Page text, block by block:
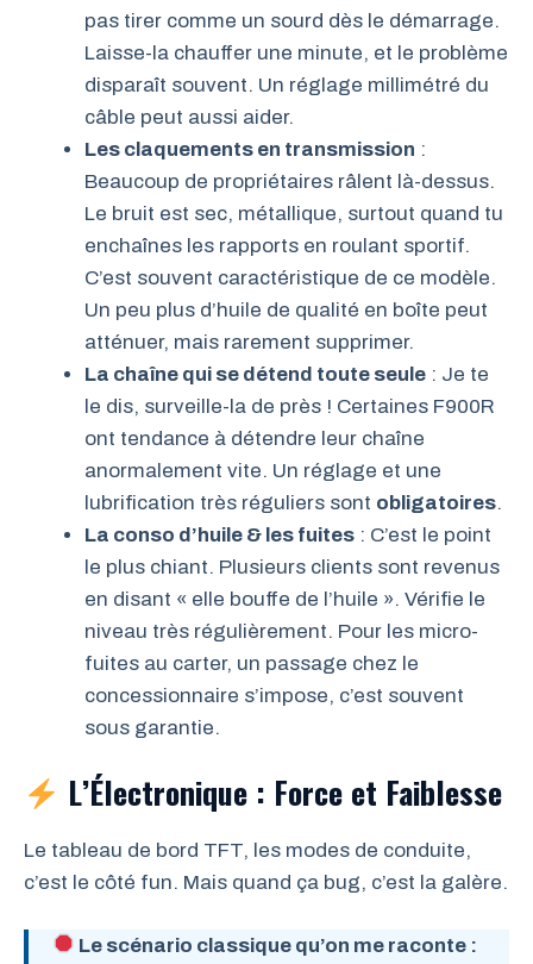
pas tirer comme un sourd dès le démarrage.
Laisse-la chauffer une minute, et le problème
disparaît souvent. Un réglage millimétré du
câble peut aussi aider.
Les claquements en transmission :
Beaucoup de propriétaires râlent là-dessus.
Le bruit est sec, métallique, surtout quand tu
enchaînes les rapports en roulant sportif.
C’est souvent caractéristique de ce modèle.
Un peu plus d’huile de qualité en boîte peut
atténuer, mais rarement supprimer.
La chaîne qui se détend toute seule : Je te
le dis, surveille-la de près ! Certaines F900R
ont tendance à détendre leur chaîne
anormalement vite. Un réglage et une
lubrification très réguliers sont obligatoires.
La conso d’huile & les fuites : C’est le point
le plus chiant. Plusieurs clients sont revenus
en disant « elle bouffe de l’huile ». Vérifie le
niveau très régulièrement. Pour les micro-
fuites au carter, un passage chez le
concessionnaire s’impose, c’est souvent
sous garantie.
L’Électronique : Force et Faiblesse
Le tableau de bord TFT, les modes de conduite,
c’est le côté fun. Mais quand ça bug, c’est la galère.
Le scénario classique qu’on me raconte :